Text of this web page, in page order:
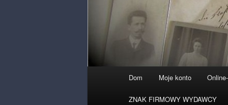
Dom Moje konto
ZNAK FIRMOWY WYDAWCY